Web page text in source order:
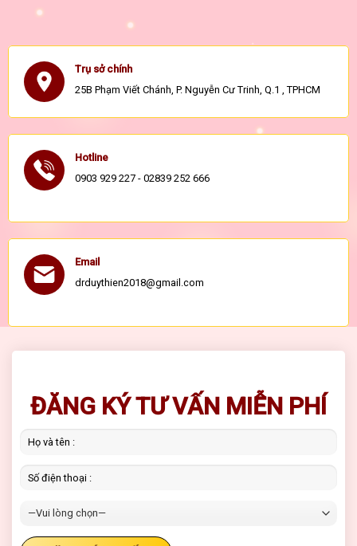
Trụ sở chính
25B Phạm Viết Chánh, P. Nguyễn Cư Trinh, Q.1 , TPHCM
Hotline
0903 929 227 - 02839 252 666
Email
drduythien2018@gmail.com
ĐĂNG KÝ TƯ VẤN MIỄN PHÍ